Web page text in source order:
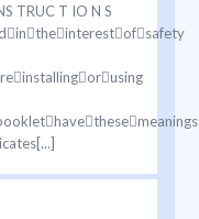
TRUC T IO N S